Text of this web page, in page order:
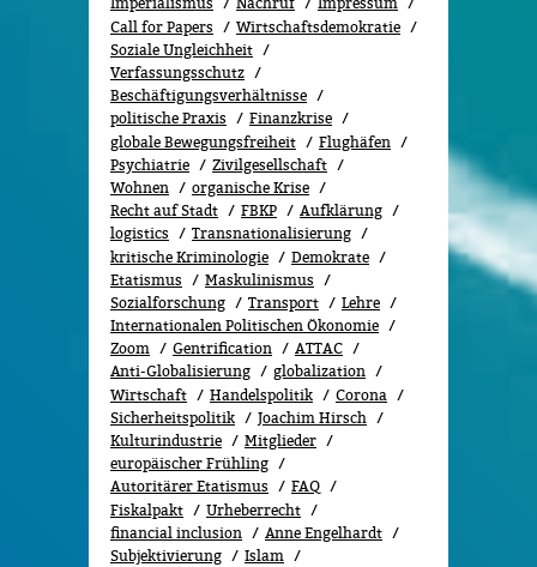
Call for Papers
Wirtschaftsdemokratie
Soziale Ungleichheit
Verfassungsschutz
Beschäftigungsverhältnisse
politische Praxis
Finanzkrise
globale Bewegungsfreiheit
Flughäfen
Psychiatrie
Zivilgesellschaft
Wohnen
organische Krise
Recht auf Stadt
FBKP
Aufklärung
logistics
Transnationalisierung
kritische Kriminologie
Demokrate
Etatismus
Maskulinismus
Sozialforschung
Transport
Lehre
Internationalen Politischen Ökonomie
Zoom
Gentrification
ATTAC
Anti-Globalisierung
globalization
Wirtschaft
Handelspolitik
Corona
Sicherheitspolitik
Joachim Hirsch
Kulturindustrie
Mitglieder
europäischer Frühling
Autoritärer Etatismus
FAQ
Fiskalpakt
Urheberrecht
financial inclusion
Anne Engelhardt
Subjektivierung
Islam